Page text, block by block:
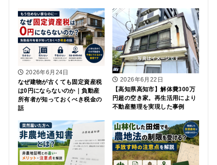
2026年6月24日
なぜ建物が古くても固定資産税
は0円にならないのか｜負動産
所有者が知っておくべき税金の
話
2026年6月22日
【高知県高知市】解体費300万
円超の空き家。再生活用により
不動産整理を実現した事例